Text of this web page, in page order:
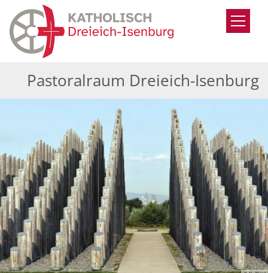
Zum Inhalt springen
Pastoralraum Dreieich-Isenburg